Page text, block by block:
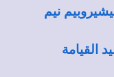
نيم
القيامة